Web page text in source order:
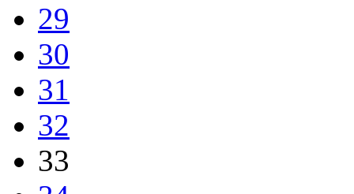
29
30
31
32
33